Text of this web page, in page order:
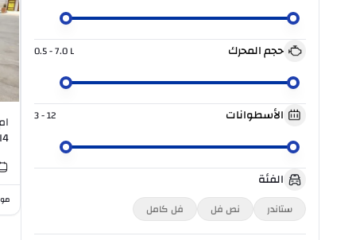
حجم المحرك 0.5 - 7.0L
الأسطوانات 3 - 12
الفئة
ستاندر نص فل فل كامل